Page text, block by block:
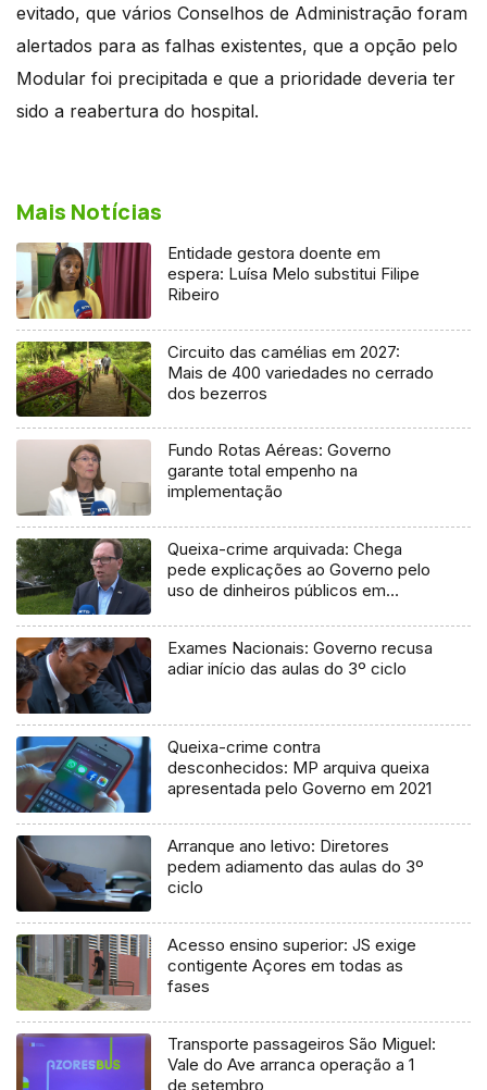
evitado, que vários Conselhos de Administração foram
alertados para as falhas existentes, que a opção pelo
Modular foi precipitada e que a prioridade deveria ter
sido a reabertura do hospital.
Mais Notícias
Entidade gestora doente em
espera: Luísa Melo substitui Filipe
Ribeiro
Circuito das camélias em 2027:
Mais de 400 variedades no cerrado
dos bezerros
Fundo Rotas Aéreas: Governo
garante total empenho na
implementação
Queixa-crime arquivada: Chega
pede explicações ao Governo pelo
uso de dinheiros públicos em
Exames Nacionais: Governo recusa
adiar início das aulas do 3º ciclo
Queixa-crime contra
desconhecidos: MP arquiva queixa
apresentada pelo Governo em 2021
Arranque ano letivo: Diretores
pedem adiamento das aulas do 3º
ciclo
Acesso ensino superior: JS exige
contigente Açores em todas as
fases
Transporte passageiros São Miguel:
Vale do Ave arranca operação a 1
de setembro